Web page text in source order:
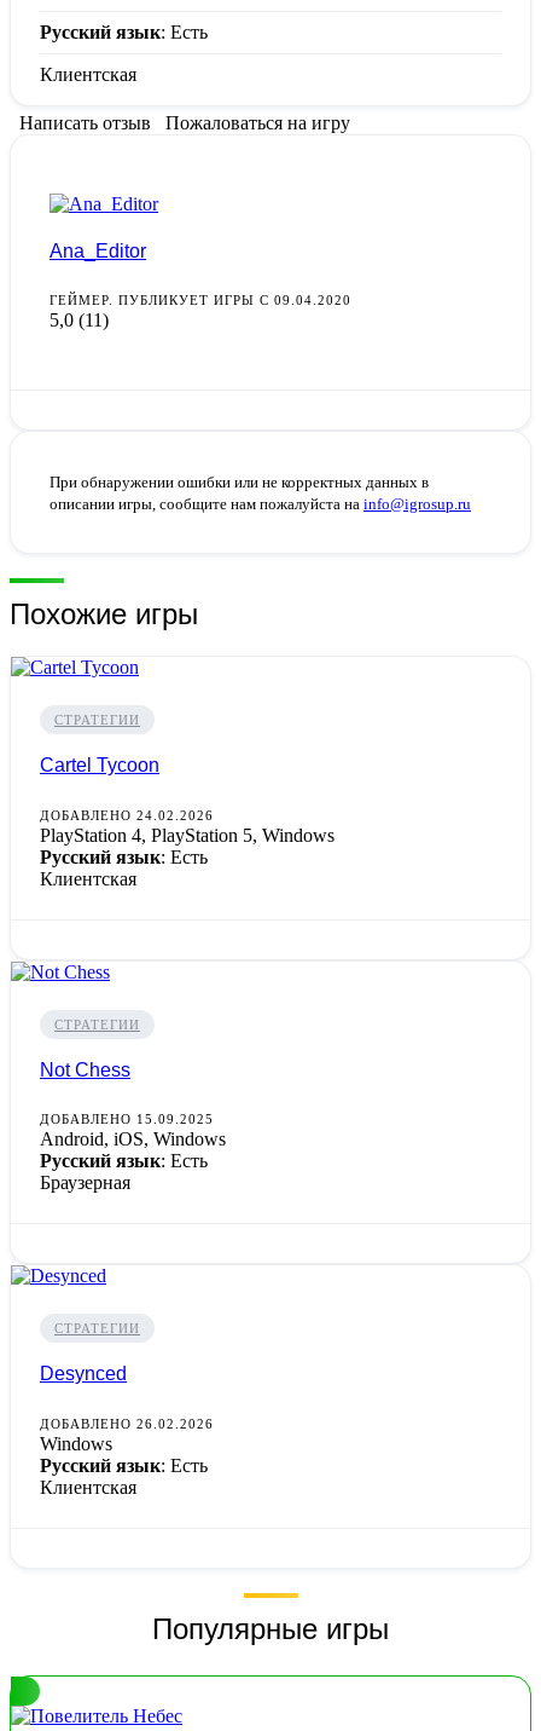
Русский язык: Есть
Клиентская
Написать отзыв Пожаловаться на игру
Ana_Editor
ГЕЙМЕР. ПУБЛИКУЕТ ИГРЫ С 09.04.2020
5,0 (11)
При обнаружении ошибки или не корректных данных в
описании игры, сообщите нам пожалуйста на info@igrosup.ru
Похожие игры
СТРАТЕГИИ
Cartel Tycoon
ДОБАВЛЕНО 24.02.2026
PlayStation 4, PlayStation 5, Windows
Русский язык: Есть
Клиентская
СТРАТЕГИИ
Not Chess
ДОБАВЛЕНО 15.09.2025
Android, iOS, Windows
Русский язык: Есть
Браузерная
СТРАТЕГИИ
Desynced
ДОБАВЛЕНО 26.02.2026
Windows
Русский язык: Есть
Клиентская
Популярные игры